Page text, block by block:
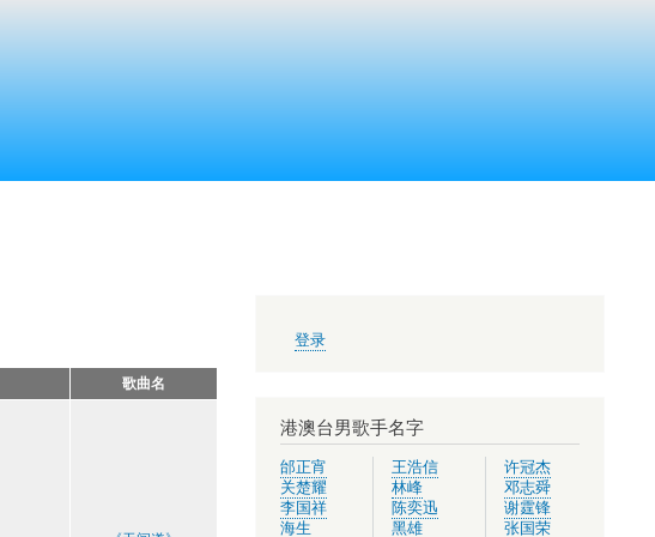
歌曲名
户
单
登录
港澳台男歌手名字
邰正宵
关楚耀
李国祥
海生
王浩信
林峰
陈奕迅
黑雄
许冠杰
邓志舜
谢霆锋
张国荣